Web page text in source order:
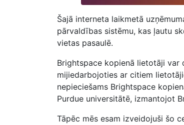
Šajā interneta laikmetā
pārvaldības sistēmu, kas ļautu
vietas pasaulē.
Brightspace kopienā lietotāji var
mijiedarbojoties ar citiem
nepieciešams Brightspace
Purdue universitātē, izmantojot
Tāpēc mēs esam izveidojuši šo